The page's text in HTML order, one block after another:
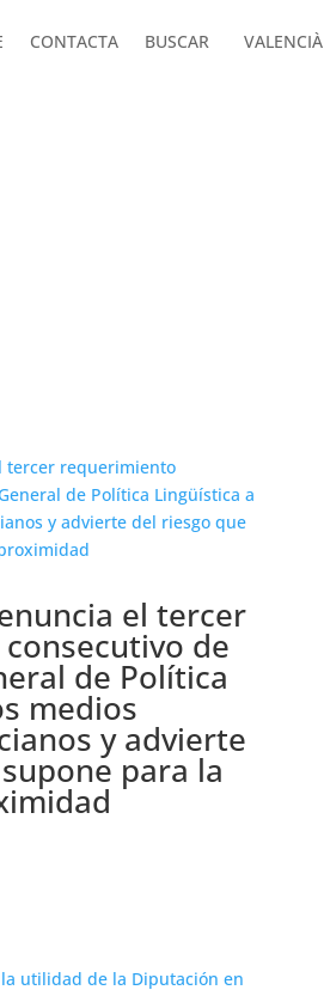
CONTACTA BUSCAR
VALENCIÀ
el tercer
de
de Política
medios
y advierte
para la